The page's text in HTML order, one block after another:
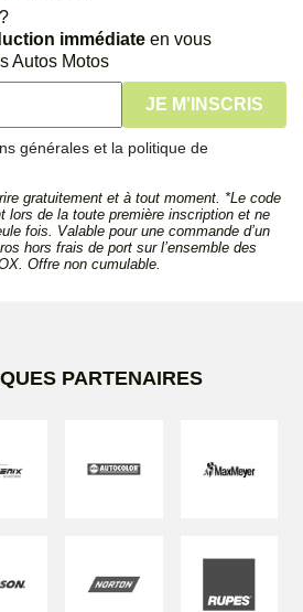
immédiate en vous
Autos Motos
générales et la politique de
gratuitement et à tout moment. *Le code
lors de la toute première inscription et ne
fois. Valable pour une commande d’un
hors frais de port sur l’ensemble des
Offre non cumulable.
PARTENAIRES